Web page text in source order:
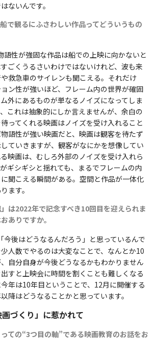
ないんです。
船で観るにふさわしい作品ってどういうもの
語性が強固な作品は船での上映に向かないと
ごくうるさいわけではないけれど、波も来
救急車のサイレンも聞こえる。それだけ
ン性が強いほど、フレーム内の世界が確固
外にあるものが単なるノイズになってしま
これは抽象的にしか言えませんが、余白の
ってくれる映画はノイズを受け入れること
語性が強い映画だと、映画は観客を待たず
ていきますが、観客がなにかを想像してい
映画は、むしろ外部のノイズを受け入れら
ギシギシと揺れても、まるでフレームの内
聞こえる瞬間がある。空間と作品が一体化
ます。
」は2022年で記念すべき10回目を迎えられま
ありですか。
今後はどうなるんだろう」と思っているんで
人数でやるのは大変なことで、なんとか10
自分自身が今後どうなるかもわかりません
すと上映会に時間を割くことも難しくなる
年は10年目ということで、12月に開催する
降はどうなることかと思っています。
画づくり」に惹かれて
っての“3つ目の軸”である映画教育のお話をお